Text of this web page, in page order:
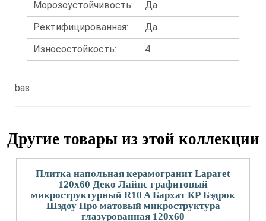
Морозоустойчивость:
Да
Ректифицированная:
Да
Износостойкость:
4
bas
Другие товары из этой коллекции
Плитка напольная керамогранит Laparet
120x60 Деко Лайнс графитовый
микроструктурный R10 A Бархат КР Бэдрок
Шэдоу Про матовый микроструктура
глазурованная 120x60